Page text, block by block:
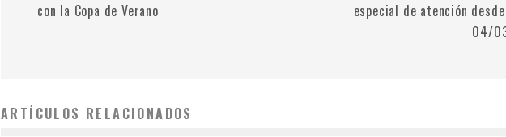
con la Copa de Verano
especial de atención
04/
ARTÍCULOS RELACIONADOS